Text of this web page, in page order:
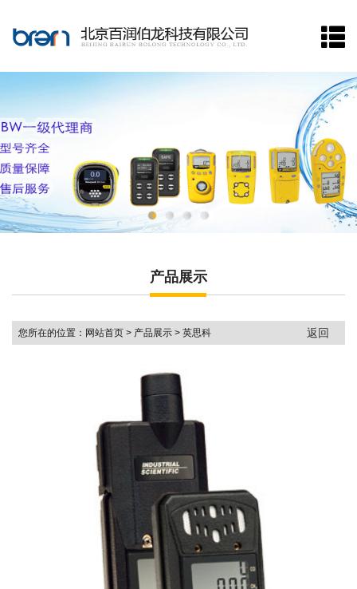
关于我们
产品展示
新闻资讯
品牌中心
走进百润
产品展示
您所在的位置：网站首页 > 产品展示 > 英思科 返回